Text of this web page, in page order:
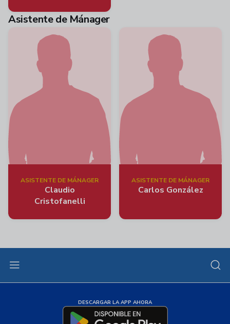
Asistente de Mánager
ASISTENTE DE MÁNAGER
Claudio
Cristofanelli
ASISTENTE DE MÁNAGER
Carlos González
DESCARGAR LA APP AHORA